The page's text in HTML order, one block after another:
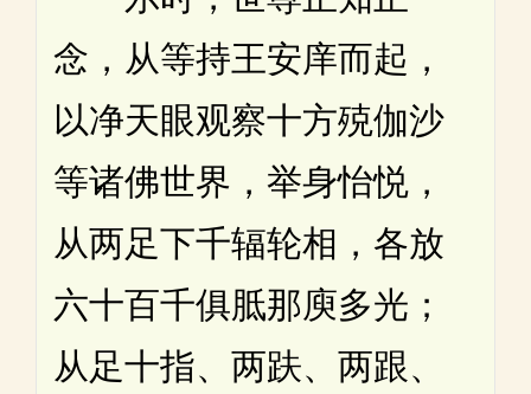
念，从等持王安庠而起，
以净天眼观察十方殑伽沙
等诸佛世界，举身怡悦，
从两足下千辐轮相，各放
六十百千俱胝那庾多光；
从足十指、两趺、两跟、